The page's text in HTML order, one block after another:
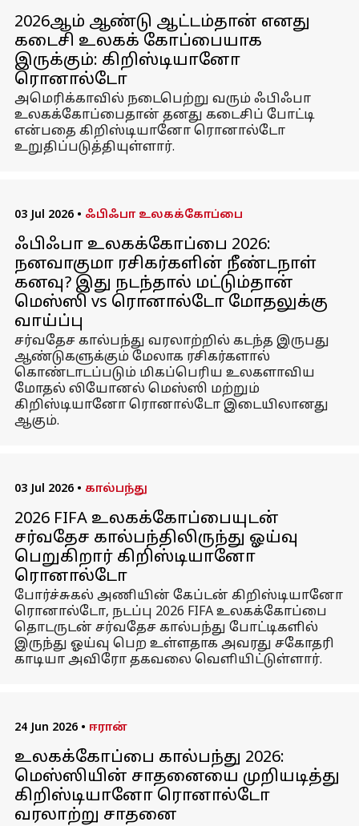
2026ஆம் ஆண்டு ஆட்டம்தான் எனது
கடைசி உலகக் கோப்பையாக
இருக்கும்: கிறிஸ்டியானோ
ரொனால்டோ
அமெரிக்காவில் நடைபெற்று வரும் ஃபிஃபா
உலகக்கோப்பைதான் தனது கடைசிப் போட்டி
என்பதை கிறிஸ்டியானோ ரொனால்டோ
உறுதிப்படுத்தியுள்ளார்.
03 Jul 2026 • ஃபிஃபா உலகக்கோப்பை
ஃபிஃபா உலகக்கோப்பை 2026:
நனவாகுமா ரசிகர்களின் நீண்டநாள்
கனவு? இது நடந்தால் மட்டும்தான்
மெஸ்ஸி vs ரொனால்டோ மோதலுக்கு
வாய்ப்பு
சர்வதேச கால்பந்து வரலாற்றில் கடந்த இருபது
ஆண்டுகளுக்கும் மேலாக ரசிகர்களால்
கொண்டாடப்படும் மிகப்பெரிய உலகளாவிய
மோதல் லியோனல் மெஸ்ஸி மற்றும்
கிறிஸ்டியானோ ரொனால்டோ இடையிலானது
ஆகும்.
03 Jul 2026 • கால்பந்து
2026 FIFA உலகக்கோப்பையுடன்
சர்வதேச கால்பந்திலிருந்து ஓய்வு
பெறுகிறார் கிறிஸ்டியானோ
ரொனால்டோ
போர்ச்சுகல் அணியின் கேப்டன் கிறிஸ்டியானோ
ரொனால்டோ, நடப்பு 2026 FIFA உலகக்கோப்பை
தொடருடன் சர்வதேச கால்பந்து போட்டிகளில்
இருந்து ஓய்வு பெற உள்ளதாக அவரது சகோதரி
காடியா அவிரோ தகவலை வெளியிட்டுள்ளார்.
24 Jun 2026 • ஈரான்
உலகக்கோப்பை கால்பந்து 2026:
மெஸ்ஸியின் சாதனையை முறியடித்து
கிறிஸ்டியானோ ரொனால்டோ
வரலாற்று சாதனை